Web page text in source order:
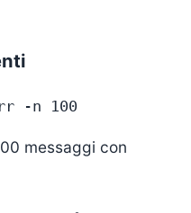
messaggi con